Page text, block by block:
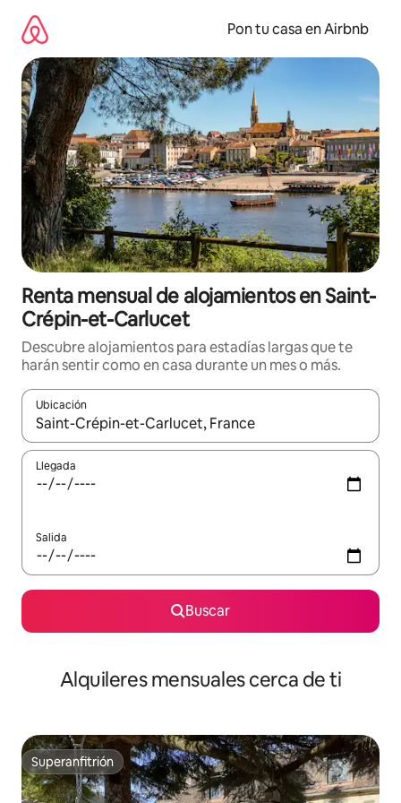
contenido
Pon tu casa en Airbnb
Renta mensual de alojamientos en Saint-
Crépin-et-Carlucet
Descubre alojamientos para estadías largas que te
harán sentir como en casa durante un mes o más.
Ubicación
Cuando los resultados estén disponibles, navega con las
Llegada
Salida
Buscar
Alquileres mensuales cerca de ti
Superanfitrión
Superanfitrión